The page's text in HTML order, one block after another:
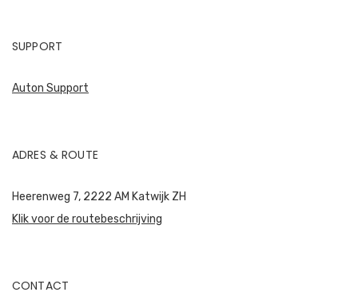
SUPPORT
Auton Support
ADRES & ROUTE
Heerenweg 7, 2222 AM Katwijk ZH
Klik voor de routebeschrijving
CONTACT